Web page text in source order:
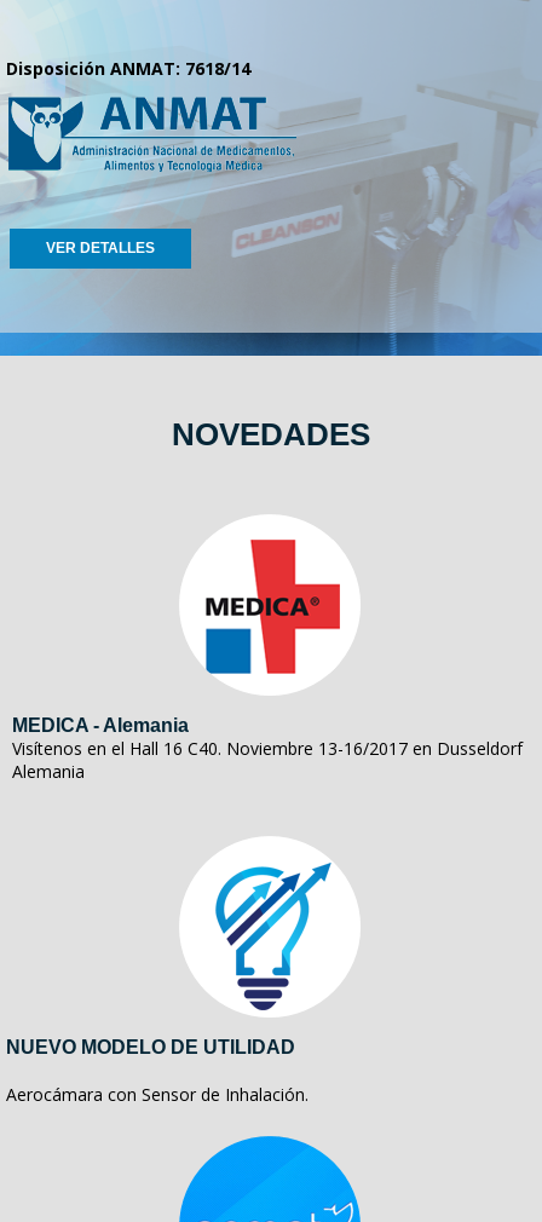
Disposición ANMAT: 7618/14
VER DETALLES
NOVEDADES
MEDICA - Alemania
Visítenos en el Hall 16 C40. Noviembre 13-16/2017 en Dusseldorf
Alemania
NUEVO MODELO DE UTILIDAD
Aerocámara con Sensor de Inhalación.